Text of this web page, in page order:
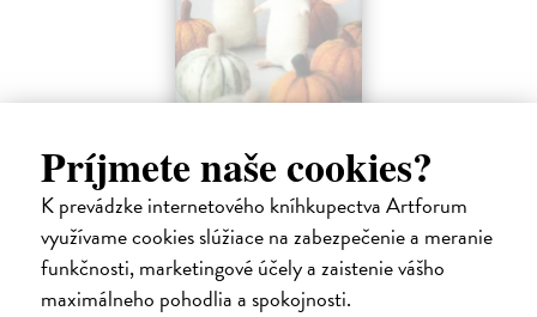
Príjmete naše cookies?
K prevádzke internetového kníhkupectva Artforum
využívame cookies slúžiace na zabezpečenie a meranie
funkčnosti, marketingové účely a zaistenie vášho
maximálneho pohodlia a spokojnosti.
Plstenie. Návody na celý rok
Masárová Marína| Kniha
Ponorte sa do sveta vlny a vlastnoručne vyrobených plstených
vecičiek. Kniha obsahuje informácie o druhoch vlny a potrebných
pomôckach, taktiež podrobne popisuje základné techniky suchého
plstenia.
Na sklade